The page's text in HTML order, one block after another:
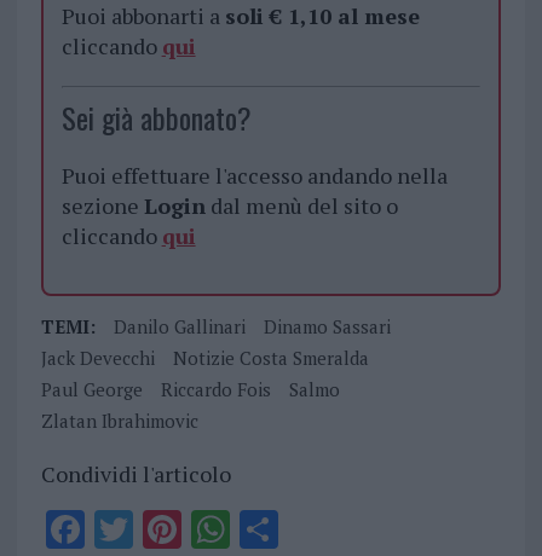
Puoi abbonarti a soli € 1,10 al mese
cliccando qui
Sei già abbonato?
Puoi effettuare l'accesso andando nella
sezione Logindal menù del sito o
cliccando qui
TEMI: Danilo Gallinari
Dinamo Sassari
Jack Devecchi
Notizie Costa Smeralda
Paul George
Riccardo Fois
Salmo
Zlatan Ibrahimovic
Condividi l'articolo
F T PiWS